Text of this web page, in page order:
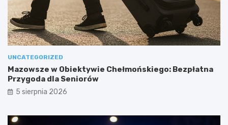
UNCATEGORIZED
Mazowsze w Obiektywie Chełmońskiego: Bezpłatna
Przygoda dla Seniorów
5 sierpnia 2026